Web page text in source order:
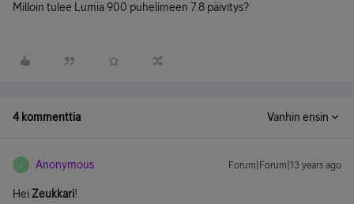
Milloin tulee Lumia 900 puhelimeen 7.8 päivitys?
4 kommenttia Vanhin ensin
A Anonymous Forum|Forum|13 years ago
HeiZeukkari!